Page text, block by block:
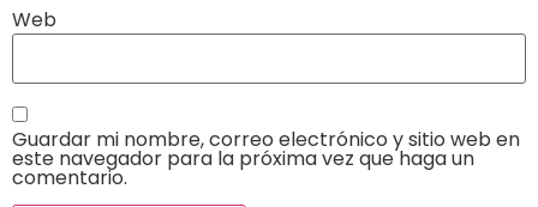
Web
Guardar mi nombre, correo electrónico y sitio web en
este navegador para la próxima vez que haga un
comentario.